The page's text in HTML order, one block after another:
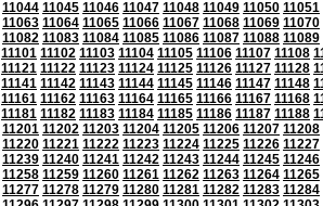
11044 11045 11046 11047 11048 11049 11050 11051
11063 11064 11065 11066 11067 11068 11069 11070
11082 11083 11084 11085 11086 11087 11088 11089
11101 11102 11103 11104 11105 11106 11107 11108
11121 11122 11123 11124 11125 11126 11127 11128
11141 11142 11143 11144 11145 11146 11147 11148
11161 11162 11163 11164 11165 11166 11167 11168
11181 11182 11183 11184 11185 11186 11187 11188
11201 11202 11203 11204 11205 11206 11207 11208
11220 11221 11222 11223 11224 11225 11226 11227
11239 11240 11241 11242 11243 11244 11245 11246
11258 11259 11260 11261 11262 11263 11264 11265
11277 11278 11279 11280 11281 11282 11283 11284